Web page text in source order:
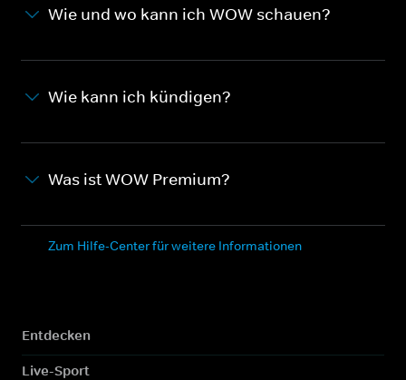
Wie und wo kann ich WOW schauen?
Wie kann ich kündigen?
Was ist WOW Premium?
Zum Hilfe-Center für weitere Informationen
Entdecken
Live-Sport